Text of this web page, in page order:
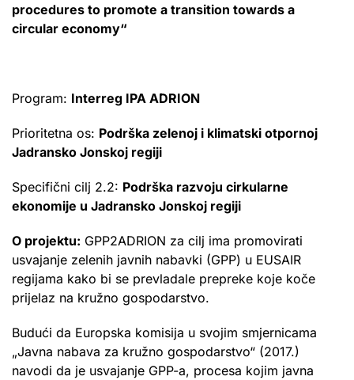
procedures to promote a transition towards a
circular economy“
Program: Interreg IPA ADRION
Prioritetna os: Podrška zelenoj i klimatski otpornoj
Jadransko Jonskoj regiji
Specifični cilj 2.2: Podrška razvoju cirkularne
ekonomije u Jadransko Jonskoj regiji
O projektu: GPP2ADRION za cilj ima promovirati
usvajanje zelenih javnih nabavki (GPP) u EUSAIR
regijama kako bi se prevladale prepreke koje koče
prijelaz na kružno gospodarstvo.
Budući da Europska komisija u svojim smjernicama
„Javna nabava za kružno gospodarstvo“ (2017.)
navodi da je usvajanje GPP-a, procesa kojim javna